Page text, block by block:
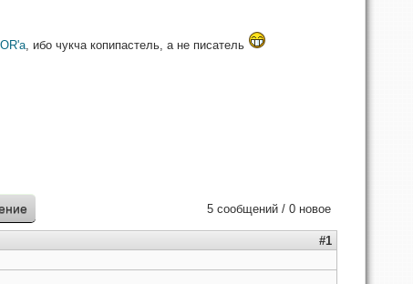
, ибо чукча копипастель, а не писатель
5 сообщений / 0 новое
#1